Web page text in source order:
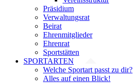
Präsidium
Verwaltungsrat
Beirat
Ehrenmitglieder
Ehrenrat
Sportstätten
SPORTARTEN
Welche Sportart passt zu dir?
Alles auf einen Blick!